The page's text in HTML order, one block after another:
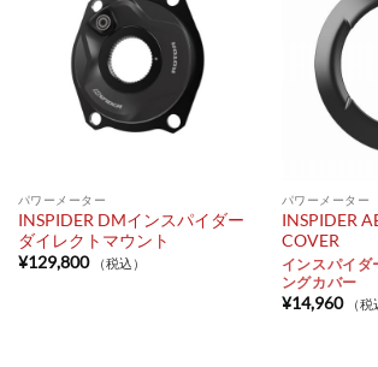
パワーメーター
INSPIDER DMインスパイダー
ダイレクトマウント
¥129,800 （税込）
パワーメーター
INSPIDER
COVER
インスパイダ
ングカバー
¥14,960 （税